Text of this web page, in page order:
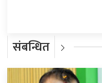
संबन्धित